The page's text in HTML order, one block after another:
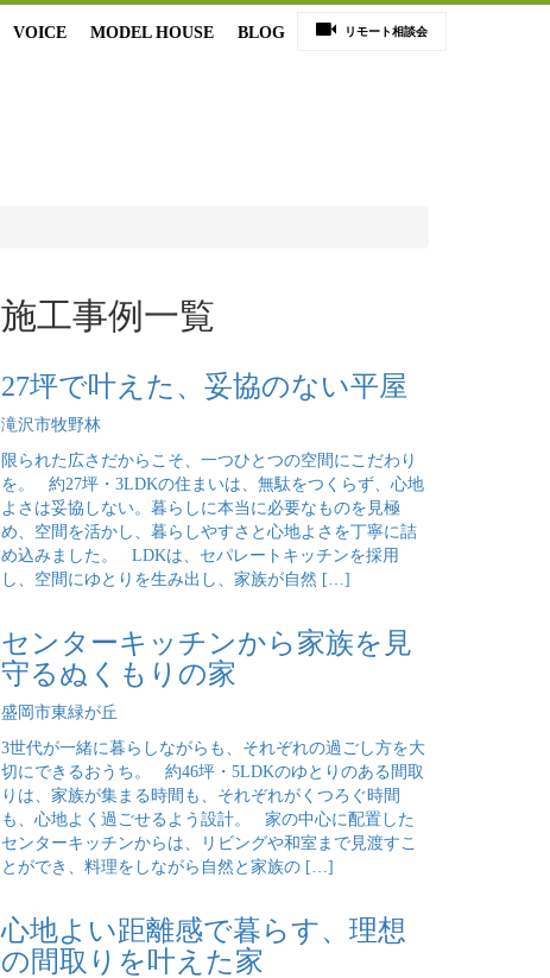
リモート相談会
VOICE MODEL HOUSE BLOG
施工事例一覧
27坪で叶えた、妥協のない平屋
滝沢市牧野林
限られた広さだからこそ、一つひとつの空間にこだわり
を。 約27坪・3LDKの住まいは、無駄をつくらず、心地
よさは妥協しない。暮らしに本当に必要なものを見極
め、空間を活かし、暮らしやすさと心地よさを丁寧に詰
め込みました。 LDKは、セパレートキッチンを採用
し、空間にゆとりを生み出し、家族が自然 […]
センターキッチンから家族を見
守るぬくもりの家
盛岡市東緑が丘
3世代が一緒に暮らしながらも、それぞれの過ごし方を大
切にできるおうち。 約46坪・5LDKのゆとりのある間取
りは、家族が集まる時間も、それぞれがくつろぐ時間
も、心地よく過ごせるよう設計。 家の中心に配置した
センターキッチンからは、リビングや和室まで見渡すこ
とができ、料理をしながら自然と家族の […]
心地よい距離感で暮らす、理想
の間取りを叶えた家